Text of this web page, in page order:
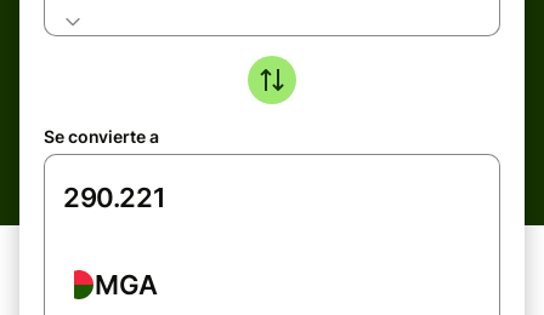
Se convierte a
MGA